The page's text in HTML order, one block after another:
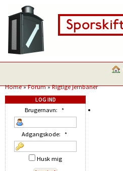
Home»Forum»Rigtige jernbaner
LOG IND
Brugernavn: *
Adgangskode: *
Husk mig